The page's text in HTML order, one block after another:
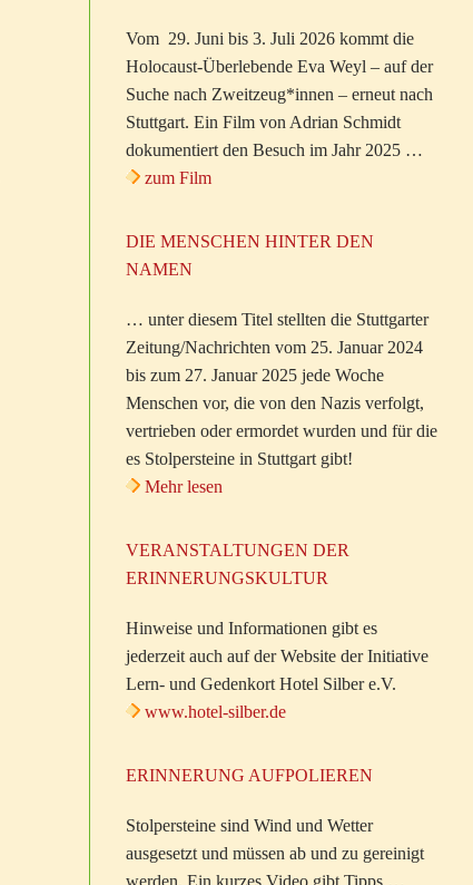
Vom 29. Juni bis 3. Juli 2026 kommt die
Holocaust-Überlebende Eva Weyl – auf der
Suche nach Zweitzeug*innen – erneut nach
Stuttgart. Ein Film von Adrian Schmidt
dokumentiert den Besuch im Jahr 2025 …
zum Film
DIE MENSCHEN HINTER DEN
NAMEN
… unter diesem Titel stellten die Stuttgarter
Zeitung/Nachrichten vom 25. Januar 2024
bis zum 27. Januar 2025 jede Woche
Menschen vor, die von den Nazis verfolgt,
vertrieben oder ermordet wurden und für die
es Stolpersteine in Stuttgart gibt!
Mehr lesen
VERANSTALTUNGEN DER
ERINNERUNGSKULTUR
Hinweise und Informationen gibt es
jederzeit auch auf der Website der Initiative
Lern- und Gedenkort Hotel Silber e.V.
www.hotel-silber.de
ERINNERUNG AUFPOLIEREN
Stolpersteine sind Wind und Wetter
ausgesetzt und müssen ab und zu gereinigt
werden. Ein kurzes Video gibt Tipps …